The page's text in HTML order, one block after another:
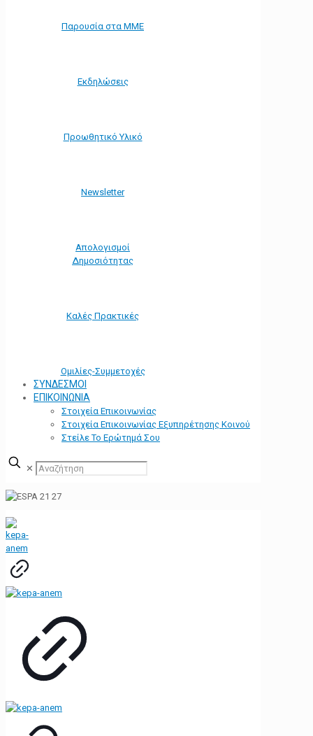
Παρουσία στα ΜΜΕ
Εκδηλώσεις
Προωθητικό Υλικό
Νewsletter
Απολογισμοί
Δημοσιότητας
Καλές Πρακτικές
Ομιλίες-Συμμετοχές
ΣΥΝΔΕΣΜΟΙ
ΕΠΙΚΟΙΝΩΝΙΑ
Στοιχεία Επικοινωνίας
Στοιχεία Επικοινωνίας Εξυπηρέτησης Κοινού
Στείλε Το Ερώτημά Σου
✕